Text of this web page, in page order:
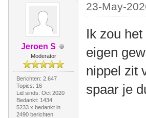
Jeroen S
Moderator
Berichten: 2.647
Topics: 16
Lid sinds: Oct 2020
Bedankt: 1434
5233 x bedankt in
2490 berichten
23-May-
Ik zou
eigen
nippel zit
spaar je